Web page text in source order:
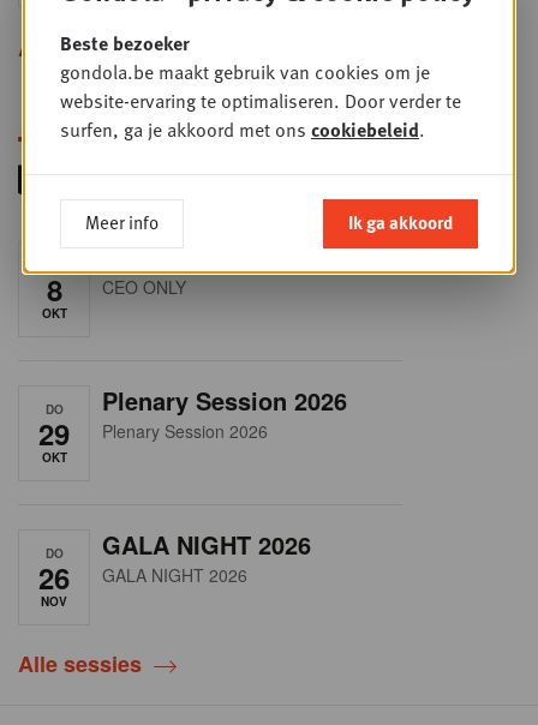
Alle opleidingen
8
OKT
RET-TALK
CEO ONLY
DO
29
OKT
Plenary Session 2026
Plenary Session 2026
DO
26
NOV
GALA NIGHT 2026
GALA NIGHT 2026
Alle sessies
Beste bezoeker
gondola.be maakt gebruik van cookies om je
website-ervaring te optimaliseren. Door verder te
surfen, ga je akkoord met ons cookiebeleid.
Meer info Ik ga akkoord